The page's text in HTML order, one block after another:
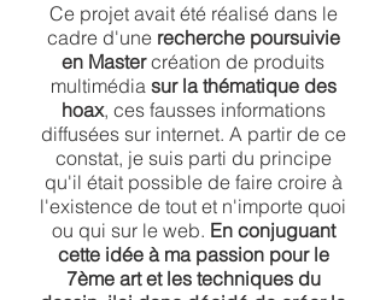
Ce projet avait été réalisé dans le
cadre d'une recherche poursuivie
en Mastercréation de produits
multimédia sur la thématique des
hoax, ces fausses informations
diffusées sur internet. A partir de ce
constat, je suis parti du principe
qu'il était possible de faire croire à
l'existence de tout et n'importe quoi
ou qui sur le web. En conjuguant
cette idée à ma passion pour le
7ème art et les techniques du